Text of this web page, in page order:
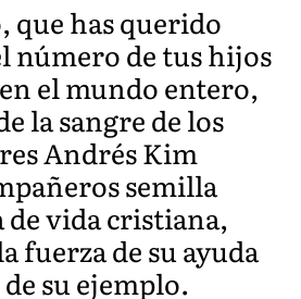
que has querido
número de tus hijos
el mundo entero,
la sangre de los
Andrés Kim
semilla
vida cristiana,
fuerza de su ayuda
su ejemplo.